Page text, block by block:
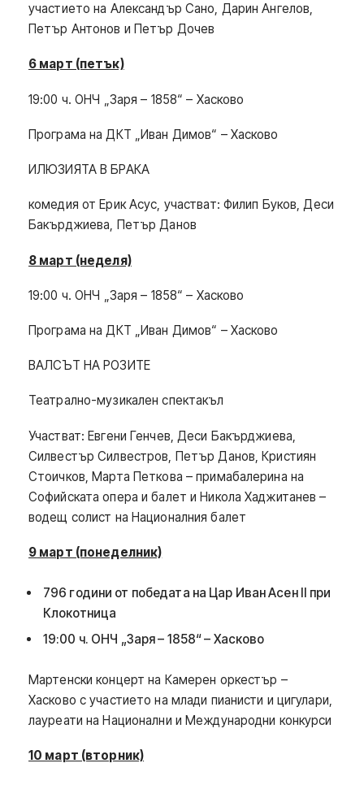
участието на Александър Сано, Дарин Ангелов,
Петър Антонов и Петър Дочев
6 март (петък)
19:00 ч. ОНЧ „Заря – 1858“ – Хасково
Програма на ДКТ „Иван Димов“ – Хасково
ИЛЮЗИЯТА В БРАКА
комедия от Ерик Асус, участват: Филип Буков, Деси
Бакърджиева, Петър Данов
8 март (неделя)
19:00 ч. ОНЧ „Заря – 1858“ – Хасково
Програма на ДКТ „Иван Димов“ – Хасково
ВАЛСЪТ НА РОЗИТЕ
Театрално-музикален спектакъл
Участват: Евгени Генчев, Деси Бакърджиева,
Силвестър Силвестров, Петър Данов, Кристиян
Стоичков, Марта Петкова – примабалерина на
Софийската опера и балет и Никола Хаджитанев –
водещ солист на Националния балет
9 март (понеделник)
796 години от победата на Цар Иван Асен II при
Клокотница
19:00 ч. ОНЧ „Заря – 1858“ – Хасково
Мартенски концерт на Камерен оркестър –
Хасково с участието на млади пианисти и цигулари,
лауреати на Национални и Международни конкурси
10 март (вторник)